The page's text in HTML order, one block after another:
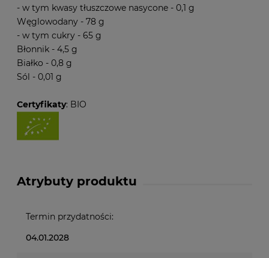
- w tym kwasy tłuszczowe nasycone - 0,1 g
Węglowodany - 78 g
- w tym cukry - 65 g
Błonnik - 4,5 g
Białko - 0,8 g
Sól - 0,01 g
Certyfikaty: BIO
Atrybuty produktu
Termin przydatności:
04.01.2028